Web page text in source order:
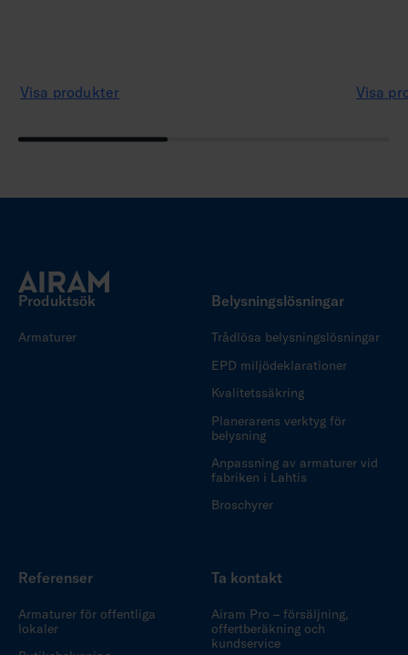
Visa produkter Visa
Produktsök
Armaturer
Belysningslösningar
Trådlösa belysningslösningar
EPD miljödeklarationer
Kvalitetssäkring
Planerarens verktyg för
belysning
Anpassning av armaturer vid
fabriken i Lahtis
Broschyrer
Referenser
Armaturer för offentliga
lokaler
Ta kontakt
Airam Pro – försäljning,
offertberäkning och
kundservice